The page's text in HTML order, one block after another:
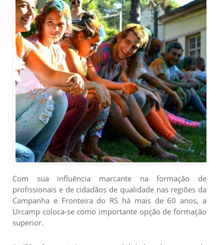
Com sua influência marcante na formação de
profissionais e de cidadãos de qualidade nas regiões da
Campanha e Fronteira do RS há mais de 60 anos, a
Urcamp coloca-se como importante opção de formação
superior.